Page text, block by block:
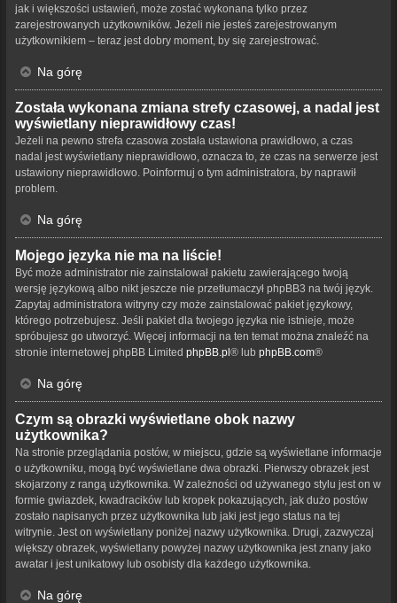
jak i większości ustawień, może zostać wykonana tylko przez
zarejestrowanych użytkowników. Jeżeli nie jesteś zarejestrowanym
użytkownikiem – teraz jest dobry moment, by się zarejestrować.
Na górę
Została wykonana zmiana strefy czasowej, a nadal jest
wyświetlany nieprawidłowy czas!
Jeżeli na pewno strefa czasowa została ustawiona prawidłowo, a czas
nadal jest wyświetlany nieprawidłowo, oznacza to, że czas na serwerze jest
ustawiony nieprawidłowo. Poinformuj o tym administratora, by naprawił
problem.
Na górę
Mojego języka nie ma na liście!
Być może administrator nie zainstalował pakietu zawierającego twoją
wersję językową albo nikt jeszcze nie przetłumaczył phpBB3 na twój język.
Zapytaj administratora witryny czy może zainstalować pakiet językowy,
którego potrzebujesz. Jeśli pakiet dla twojego języka nie istnieje, może
spróbujesz go utworzyć. Więcej informacji na ten temat można znaleźć na
stronie internetowej phpBB Limited phpBB.pl® lub phpBB.com®
Na górę
Czym są obrazki wyświetlane obok nazwy
użytkownika?
Na stronie przeglądania postów, w miejscu, gdzie są wyświetlane informacje
o użytkowniku, mogą być wyświetlane dwa obrazki. Pierwszy obrazek jest
skojarzony z rangą użytkownika. W zależności od używanego stylu jest on w
formie gwiazdek, kwadracików lub kropek pokazujących, jak dużo postów
zostało napisanych przez użytkownika lub jaki jest jego status na tej
witrynie. Jest on wyświetlany poniżej nazwy użytkownika. Drugi, zazwyczaj
większy obrazek, wyświetlany powyżej nazwy użytkownika jest znany jako
awatar i jest unikatowy lub osobisty dla każdego użytkownika.
Na górę